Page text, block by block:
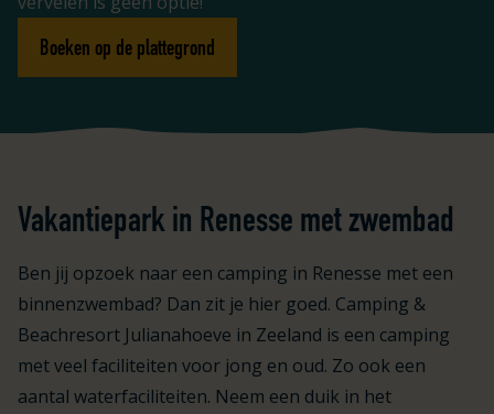
Boeken op de plattegrond
Vakantiepark in Renesse met zwembad
Ben jij opzoek naar een camping in Renesse met een
binnenzwembad? Dan zit je hier goed. Camping &
Beachresort Julianahoeve in Zeeland is een camping
met veel faciliteiten voor jong en oud. Zo ook een
aantal waterfaciliteiten. Neem een duik in het